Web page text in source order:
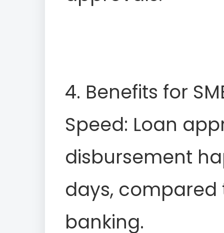
4. Benefits for
Speed: Loan
disbursement
days, compared
banking.